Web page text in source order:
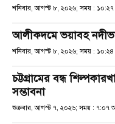
শনিবার, আগস্ট ৮, ২০২৬; সময় : ১০:২৭
আলীকদমে ভয়াবহ
শনিবার, আগস্ট ৮, ২০২৬; সময় : ১০:২৪
চট্টগ্রামের বন্ধ
সম্ভাবনা
শুক্রবার, আগস্ট ৭, ২০২৬; সময় : ৭:০৭